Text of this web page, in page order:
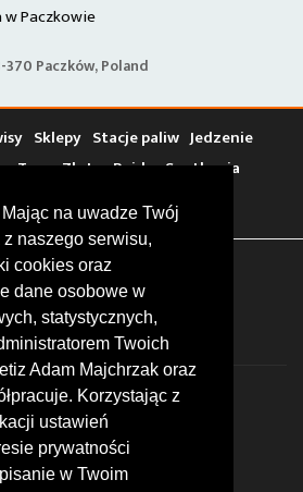
na uwadze Twój
naszego serwisu,
cookies oraz
dane osobowe w
statystycznych,
Twoich
Adam Majchrzak oraz
Korzystając z
ustawień
prywatności
w Twoim
Paczkowie
Paczków, Poland
Sklepy Stacje paliw Jedzenie
Tory Zloty Rajdy Spotkania